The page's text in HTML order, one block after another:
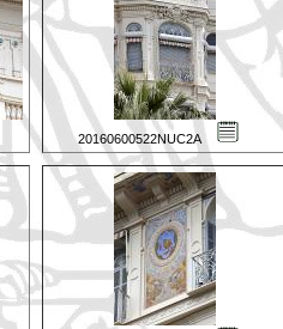
20160600522NUC2A